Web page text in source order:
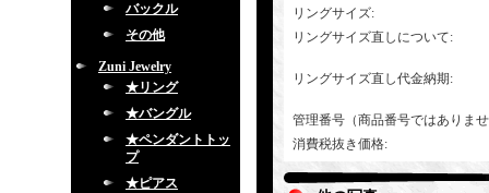
バックル
その他
Zuni Jewelry
★リング
★バングル
★ペンダントトッ
プ
★ピアス
リングサイズ:
リングサイズ直しについて:
リングサイズ直し代金納期:
管理番号（商品番号ではありま
消費税抜き価格: